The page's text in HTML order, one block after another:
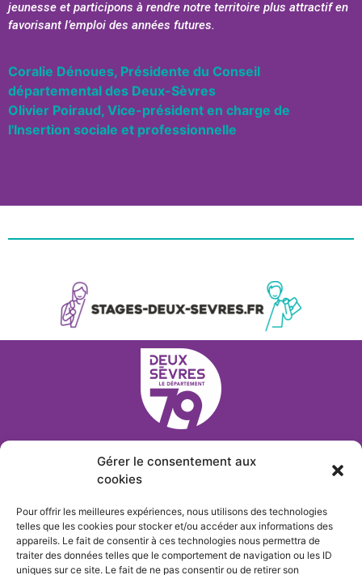
Gérer le consentement aux
cookies
Pour offrir les meilleures expériences, nous utilisons des technologies
telles que les cookies pour stocker et/ou accéder aux informations des
appareils. Le fait de consentir à ces technologies nous permettra de
traiter des données telles que le comportement de navigation ou les ID
uniques sur ce site. Le fait de ne pas consentir ou de retirer son
jeunesse et participons à rendre notre territoire plus attractif en
favorisant l’emploi des années futures.
Coralie Dénoues, Présidente du Conseil
départemental des Deux-Sèvres
Olivier Poiraud, Vice-président en charge de
l'Insertion sociale et professionnelle
stages@deux-sevres.fr